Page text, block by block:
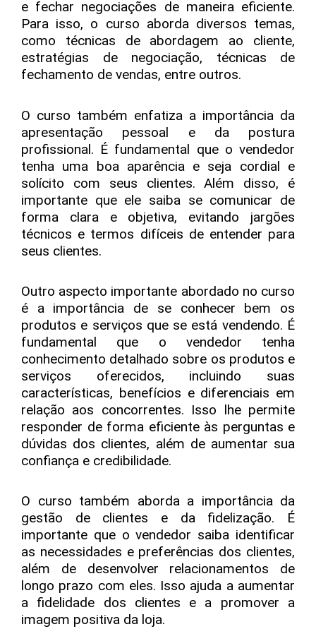
e fechar negociações de maneira eficiente.
Para isso, o curso aborda diversos temas,
como técnicas de abordagem ao cliente,
estratégias de negociação, técnicas de
fechamento de vendas, entre outros.
O curso também enfatiza a importância da
apresentação pessoal e da postura
profissional. É fundamental que o vendedor
tenha uma boa aparência e seja cordial e
solícito com seus clientes. Além disso, é
importante que ele saiba se comunicar de
forma clara e objetiva, evitando jargões
técnicos e termos difíceis de entender para
seus clientes.
Outro aspecto importante abordado no curso
é a importância de se conhecer bem os
produtos e serviços que se está vendendo. É
fundamental que o vendedor tenha
conhecimento detalhado sobre os produtos e
serviços oferecidos, incluindo suas
características, benefícios e diferenciais em
relação aos concorrentes. Isso lhe permite
responder de forma eficiente às perguntas e
dúvidas dos clientes, além de aumentar sua
confiança e credibilidade.
O curso também aborda a importância da
gestão de clientes e da fidelização. É
importante que o vendedor saiba identificar
as necessidades e preferências dos clientes,
além de desenvolver relacionamentos de
longo prazo com eles. Isso ajuda a aumentar
a fidelidade dos clientes e a promover a
imagem positiva da loja.